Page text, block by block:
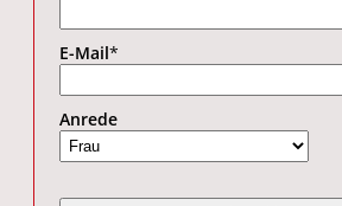
E-Mail*
Anrede